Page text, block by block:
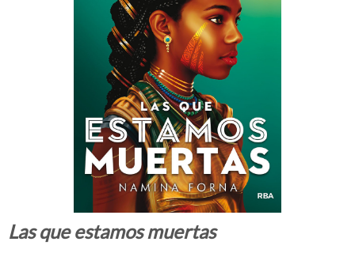
Las que estamos muertas